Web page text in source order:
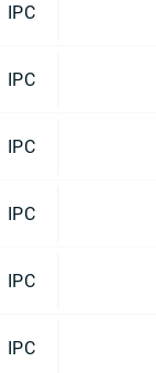
IPC
IPC
IPC
IPC
IPC
IPC